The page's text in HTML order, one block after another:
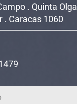
. Quinta Olga
. Caracas 1060